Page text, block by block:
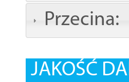
Przecina:
JAKOŚĆ